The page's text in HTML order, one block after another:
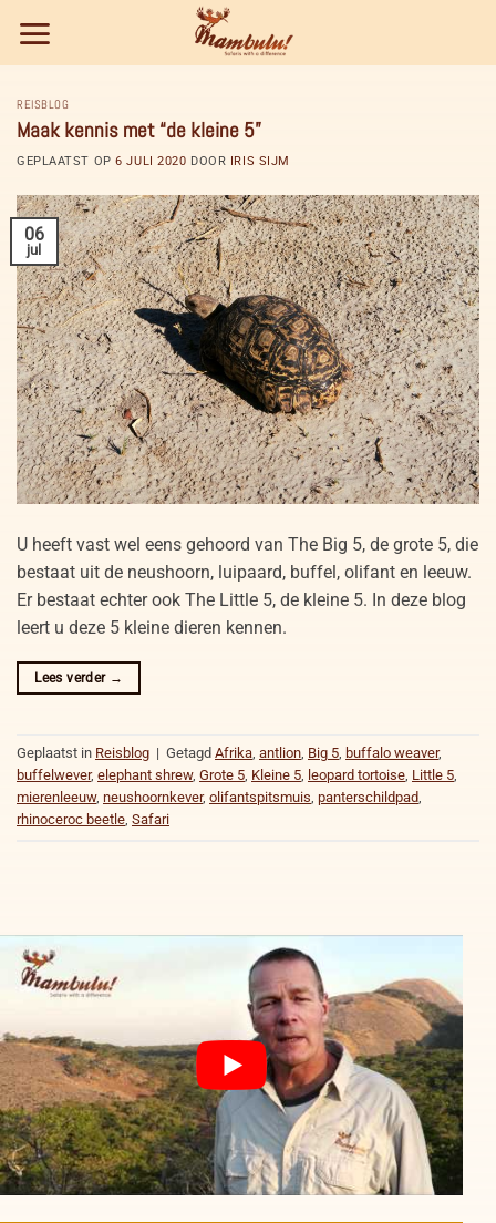
naar
inhoud
REISBLOG
Maak kennis met “de kleine 5”
GEPLAATST OP6 JULI 2020 DOOR IRIS SIJM
06
jul
U heeft vast wel eens gehoord van The Big 5, de grote 5, die
bestaat uit de neushoorn, luipaard, buffel, olifant en leeuw.
Er bestaat echter ook The Little 5, de kleine 5. In deze blog
leert u deze 5 kleine dieren kennen.
Lees verder →
Geplaatst in Reisblog | Getagd Afrika, antlion, Big 5, buffalo weaver,
buffelwever, elephant shrew, Grote 5, Kleine 5, leopard tortoise, Little 5,
mierenleeuw, neushoornkever, olifantspitsmuis, panterschildpad,
rhinoceroc beetle, Safari